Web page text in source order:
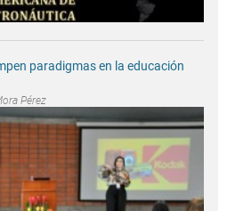
paradigmas en la educación
Pérez